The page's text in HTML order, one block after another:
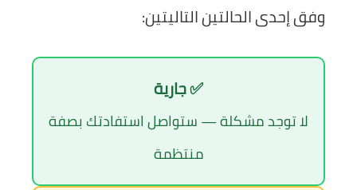
وفق إحدى الحالتين التاليتين:
✅ جارية
لا توجد مشكلة — ستواصل استفادتك بصفة
منتظمة